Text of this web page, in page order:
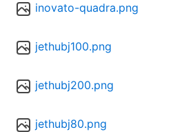
inovato-quadra.png
jethubj100.png
jethubj200.png
jethubj80.png